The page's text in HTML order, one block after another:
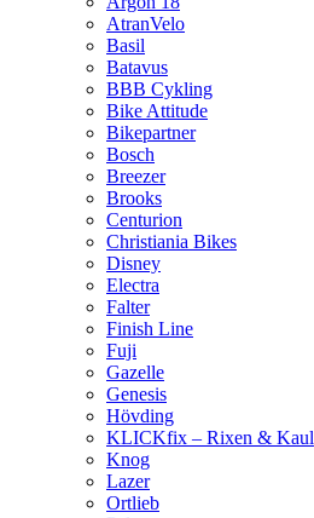
AtranVelo
Basil
Batavus
BBB Cykling
Bike Attitude
Bikepartner
Bosch
Breezer
Brooks
Centurion
Christiania Bikes
Disney
Electra
Falter
Finish Line
Fuji
Gazelle
Genesis
Hövding
KLICKfix – Rixen & Kaul
Knog
Lazer
Ortlieb